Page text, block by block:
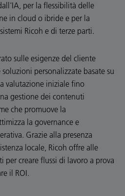
per la flessibilità delle
in cloud o ibride e per la
Ricoh e di terze parti.
sulle esigenze del cliente
personalizzate basate su
valutazione iniziale fino
gestione dei contenuti
che promuove la
la governance e
Grazie alla presenza
locale, Ricoh offre alle
per creare flussi di lavoro a prova
il ROI.